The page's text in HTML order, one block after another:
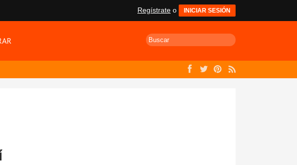
Regístrate o INICIAR SESIÓN